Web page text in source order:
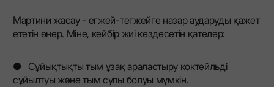
Мартини жасау - егжей-тегжейге назар аударуды қажет
ететін өнер. Міне, кейбір жиі кездесетін қателер:
● Сұйықтықты тым ұзақ араластыру коктейльді
сұйылтуы және тым сулы болуы мүмкін.